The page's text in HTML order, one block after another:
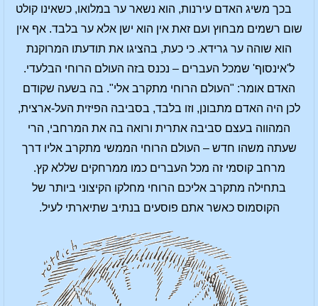
בכך משיג האדם עירנות, הוא נשאר ער במלואו, כשאינו קולט
שום רשמים מבחוץ ועם זאת אין הוא ישן אלא ער בלבד. אף אין
הוא שוהה ער גרידא. כי כעת, בהציגו את תודעתו המרוקנת
ל'אינסוף' שמכל העברים – נכנס בזה העולם הרוחי הבלעדי.
האדם אומר: "העולם הרוחי מתקרב אלי". בה בשעה שקודם
לכן היה האדם מתבונן, וזו בלבד, בסביבה הפיזית העל-ארצית,
המהווה בעצם סביבה אתרית ורואה בה את המרחבי, הרי
שעתה משהו חדש – העולם הרוחי הממשי מתקרב אליו דרך
מרחב קוסמי זה מכל העברים כמו ממרחקים שללא קץ.
בתחילה מתקרב אליכם הרוחי מחלקו הקיצוני ביותר של
הקוסמוס כאשר אתם פוסעים בנתיב שתיארתי לעיל.